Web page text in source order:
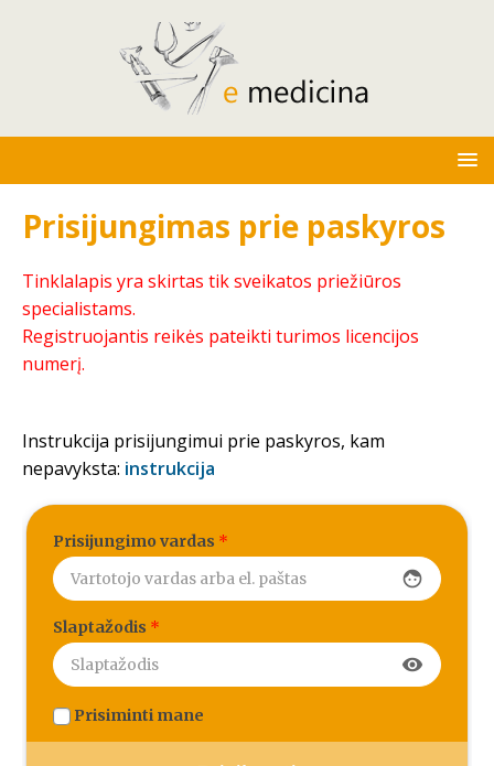
Prisijungimas prie paskyros
Tinklalapis yra skirtas tik sveikatos priežiūros
specialistams.
Registruojantis reikės pateikti turimos licencijos
numerį.
Instrukcija prisijungimui prie paskyros, kam
nepavyksta: instrukcija
Prisijungimo vardas *
face
Slaptažodis *
visibility
Prisiminti mane